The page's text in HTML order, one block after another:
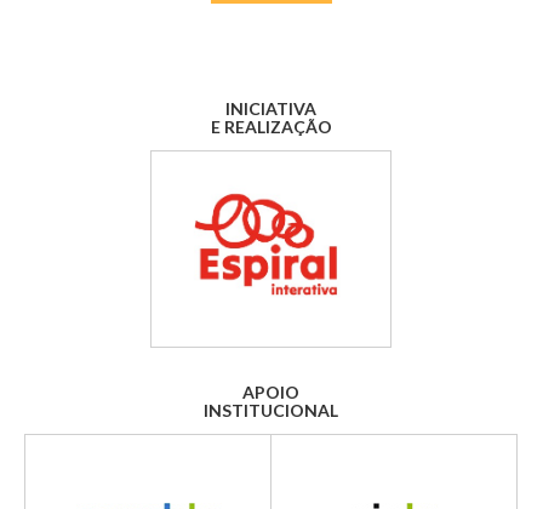
INICIATIVA
E REALIZAÇÃO
APOIO
INSTITUCIONAL